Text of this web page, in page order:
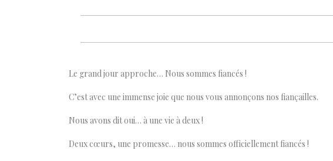
Le grand jour approche… Nous sommes fiancés !
C’est avec une immense joie que nous vous annonçons nos fiançailles.
Nous avons dit oui… à une vie à deux !
Deux cœurs, une promesse… nous sommes officiellement fiancés !